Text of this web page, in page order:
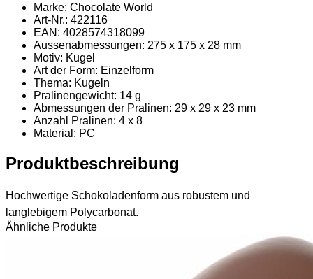
Marke: Chocolate World
Art-Nr.: 422116
EAN: 4028574318099
Aussenabmessungen: 275 x 175 x 28 mm
Motiv: Kugel
Art der Form: Einzelform
Thema: Kugeln
Pralinengewicht: 14 g
Abmessungen der Pralinen: 29 x 29 x 23 mm
Anzahl Pralinen: 4 x 8
Material : PC
Produktbeschreibung
Hochwertige Schokoladenform aus robustem und
langlebigem Polycarbonat.
Ähnliche Produkte